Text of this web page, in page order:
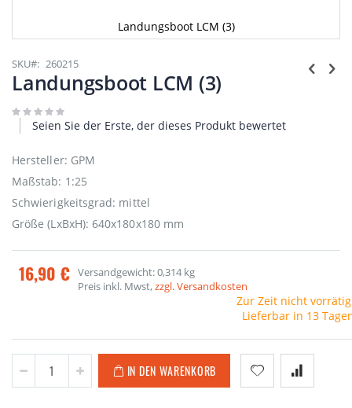
Landungsboot LCM (3)
Anfang
der
Bildgalerie
SKU 260215
Landungsboot LCM (3)
Seien Sie der Erste, der dieses Produkt bewertet
Hersteller: GPM
Maßstab: 1:25
Schwierigkeitsgrad: mittel
Größe (LxBxH): 640x180x180 mm
16,90 € Versandgewicht: 0,314 kg
Preis inkl. Mwst,zzgl. Versandkosten
Zur Zeit nicht
Lieferbar in 13
IN DEN WARENKORB